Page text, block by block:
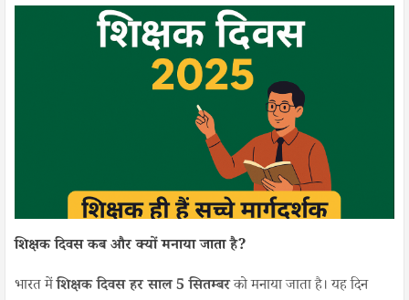
शिक्षक दिवस कब और क्यों मनाया जाता है?
भारत मेंशिक्षक दिवस हर साल 5 सितम्बरको मनाया जाता है। यह दिन